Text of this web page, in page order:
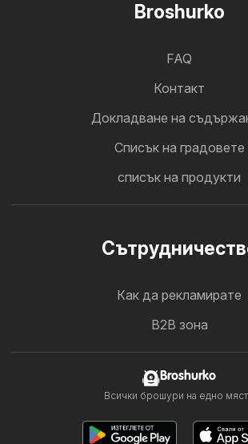
Broshurko
FAQ
Контакт
Докладване на
Cписък на градовете
списък на продукти
Как да рекламирате
B2B зона
Broshurko
Всички брошури на едно